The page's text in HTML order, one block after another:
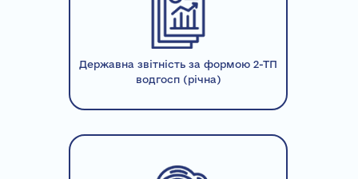
Державна звітність за формою 2-ТП
водгосп (річна)